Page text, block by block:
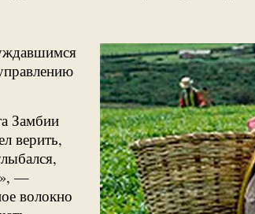
Замбии
верить,
—
волокно